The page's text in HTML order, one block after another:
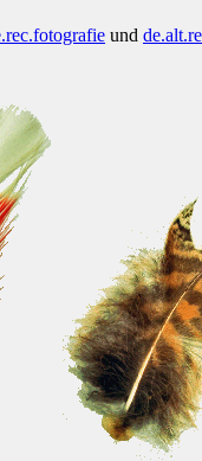
und